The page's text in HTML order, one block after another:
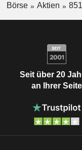
Börse Aktien
Seit über 20
an Ihrer Seite